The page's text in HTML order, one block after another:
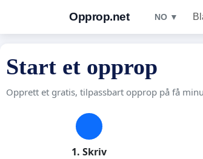
Opprop.net NO ▼
Start et opprop
Opprett et gratis, tilpassbart opprop på få
1. Skriv